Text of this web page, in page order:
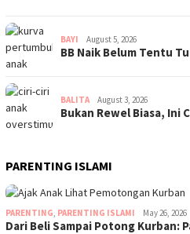
BAYI August 5, 2026
BB Naik Belum Tentu
BALITA August 3, 2026
Bukan Rewel Biasa, Ini
PARENTING ISLAMI
PARENTING PARENTING ISLAMI May 26, 2026
Dari Beli Sampai Potong Kurban: